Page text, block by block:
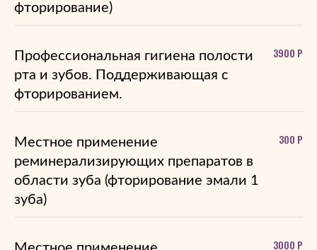
фторирование)
Профессиональная гигиена полости
рта и зубов. Поддерживающая с
фторированием.
3900 Р
Местное применение
реминерализирующих препаратов в
области зуба (фторирование эмали 1
зуба)
300 Р
3000 Р